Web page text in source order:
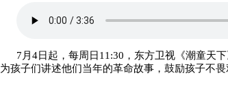
7月4日起，每周日11:30，东方卫视《潮童天
为孩子们讲述他们当年的革命故事，鼓励孩子不畏